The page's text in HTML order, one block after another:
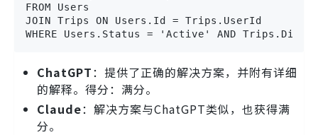
FROM Users
JOIN Trips ON Users.Id = Trips.UserId
WHERE Users.Status = 'Active' AND
ChatGPT：提供了正确的解决方案，并附有详细
的解释。得分：满分。
Claude：解决方案与ChatGPT类似，也获得满
分。